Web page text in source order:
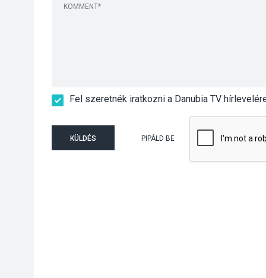
Fel szeretnék iratkozni a Danubia TV
KÜLDÉS PIPÁLD BE